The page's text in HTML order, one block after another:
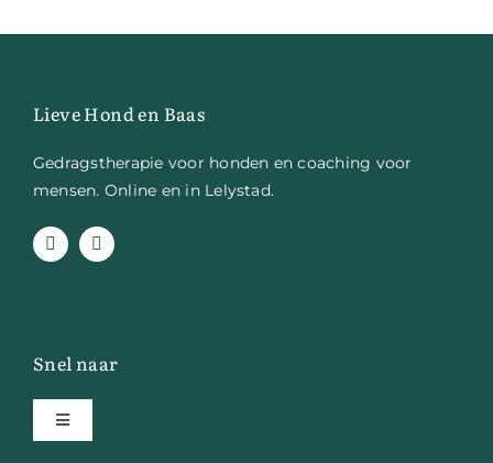
Lieve Hond en Baas
Gedragstherapie voor honden en coaching voor
mensen. Online en in Lelystad.
Snel naar
Toggle